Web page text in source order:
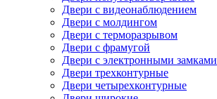
Двери с видеонаблюдением
Двери с молдингом
Двери с терморазрывом
Двери с фрамугой
Двери с электронными замками
Двери трехконтурные
Двери четырехконтурные